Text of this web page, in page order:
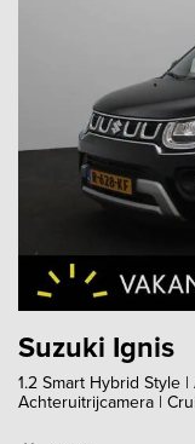
Suzuki Ignis
1.2 Smart Hybrid Style
Achteruitrijcamera |